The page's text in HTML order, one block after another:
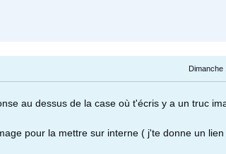
Dimanche
au dessus de la case où t'écris y a un truc
pour la mettre sur interne ( j'te donne un lien